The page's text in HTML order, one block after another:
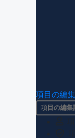
項目の編
項目の編集